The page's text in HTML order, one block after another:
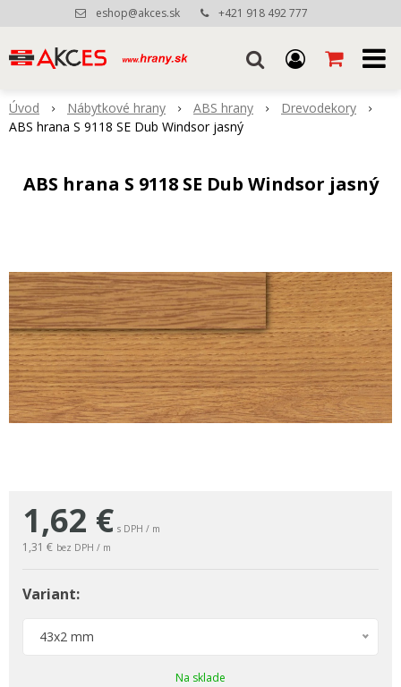
eshop@akces.sk +421 918 492 777
Úvod Nábytkové hrany ABS hrany
Drevodekory
ABS hrana S 9118 SE Dub Windsor jasný
ABS hrana S 9118 SE Dub Windsor jasný
1,62 € s DPH / m
1,31 € bez DPH / m
Variant:
43x2 mm
Na sklade